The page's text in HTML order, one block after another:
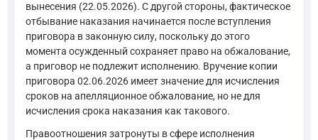
вынесения (22.05.2026). С другой стороны, фактическое
отбывание наказания начинается после вступления
приговора в законную силу, поскольку до этого
момента осужденный сохраняет право на обжалование,
а приговор не подлежит исполнению. Вручение копии
приговора 02.06.2026 имеет значение для исчисления
сроков на апелляционное обжалование, но не для
исчисления срока наказания как такового.
Правоотношения затронуты в сфере исполнения